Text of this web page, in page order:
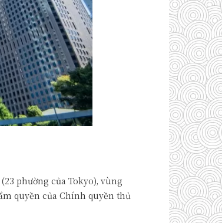
phường của Tokyo), vùng
quyền của Chính quyền thủ